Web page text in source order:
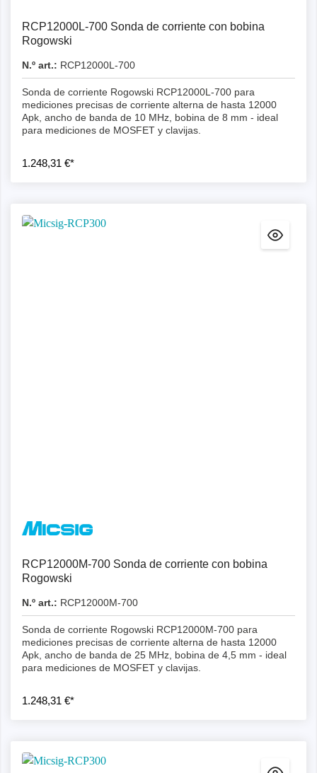
RCP12000L-700 Sonda de corriente con bobina
Rogowski
N.º art.: RCP12000L-700
Sonda de corriente Rogowski RCP12000L-700 para
mediciones precisas de corriente alterna de hasta 12000
Apk, ancho de banda de 10 MHz, bobina de 8 mm - ideal
para mediciones de MOSFET y clavijas.
1.248,31 €*
RCP12000M-700 Sonda de corriente con bobina
Rogowski
N.º art.: RCP12000M-700
Sonda de corriente Rogowski RCP12000M-700 para
mediciones precisas de corriente alterna de hasta 12000
Apk, ancho de banda de 25 MHz, bobina de 4,5 mm - ideal
para mediciones de MOSFET y clavijas.
1.248,31 €*